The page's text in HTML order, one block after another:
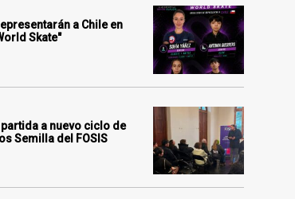
a Chile en
Skate"
a nuevo ciclo de
Semilla del FOSIS